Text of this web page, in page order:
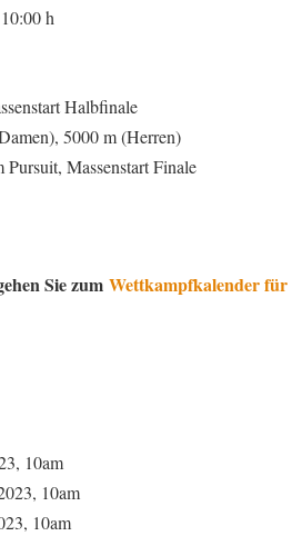
h
Halbfinale
5000 m (Herren)
Pursuit, Massenstart Finale
Sie zum Wettkampfkalender für
10am
10am
10am